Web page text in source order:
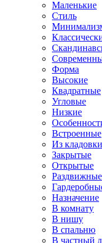
Маленькие
Стиль
Форма
Высокие
Квадратные
Угловые
Низкие
Встроенные
Из кладовки
Закрытые
Открытые
Раздвижные
Назначение
В комнату
В нишу
В спальню
В частный